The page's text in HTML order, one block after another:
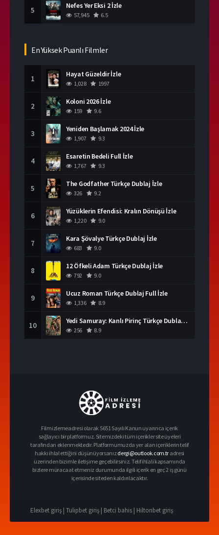
5 Nefes Yer Eksi 2 İzle
57,945 6.5
En Yüksek Puanlı Filmler
1 Hayat Güzeldir İzle
1,028 1997
2 Koloni 2026 İzle
159 9.6
3 Yeniden Başlamak 2024 İzle
1,907 9.3
4 Esaretin Bedeli Full İzle
1,767 9.3
5 The Godfather Türkçe Dublaj İzle
326 9.2
6 Yüzüklerin Efendisi: Kralın Dönüşü İzle
1,220 9.0
7 Kara Şövalye Türkçe Dublaj İzle
683 9.0
8 12 Öfkeli Adam Türkçe Dublaj İzle
792 9.0
9 Ucuz Roman Türkçe Dublaj Full İzle
1,336 8.9
10 Yedi Samuray: Kanlı Pirinç Türkçe Dublaj İzle
256 8.9
Filmizlemeadresi olarak 5651 Sayılı Kanun uyarınca içerik
sağlayıcı bir platformuz. Sitemizdeki tüm içerikler site üyeleri
tarafından eklenmektedir. Platformumuzda yer alan içeriklerin telif
hakkı ihlal ettiğini düşünüyorsanızdergi@outlook.com.tr adresi
üzerinden bizimle iletişime geçebilirsiniz. Telif ihlali kapsamında
bizlere müracaat etmeniz durumunda ilgili içerik en geç 2 iş günü
içerisinde siteden kaldırılacaktır.
Elexbet giriş | Tulipbet giriş | Betci bahis | Hiltonbet giriş